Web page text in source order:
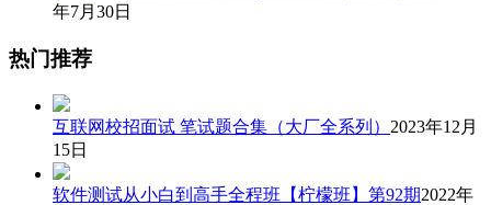
年7月30日
热门推荐
互联网校招面试 笔试题合集（大厂全系列） 2023年12月
15日
软件测试从小白到高手全程班【柠檬班】第92期2022年